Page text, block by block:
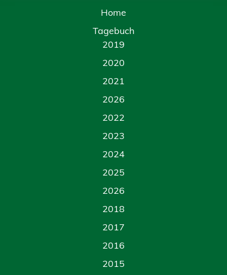
Home
Tagebuch
2019
2020
2021
2026
2022
2023
2024
2025
2026
2018
2017
2016
2015